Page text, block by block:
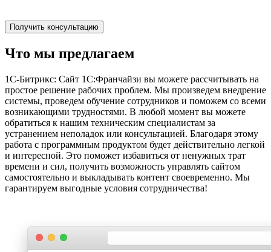
Получить консультацию
Что мы предлагаем
1С-Битрикс: Сайт 1С:Франчайзи вы можете рассчитывать на
простое решение рабочих проблем. Мы произведем внедрение
системы, проведем обучение сотрудников и поможем со всеми
возникающими трудностями. В любой момент вы можете
обратиться к нашим техническим специалистам за
устранением неполадок или консультацией. Благодаря этому
работа с программным продуктом будет действительно легкой
и интересной. Это поможет избавиться от ненужных трат
времени и сил, получить возможность управлять сайтом
самостоятельно и выкладывать контент своевременно. Мы
гарантируем выгодные условия сотрудничества!